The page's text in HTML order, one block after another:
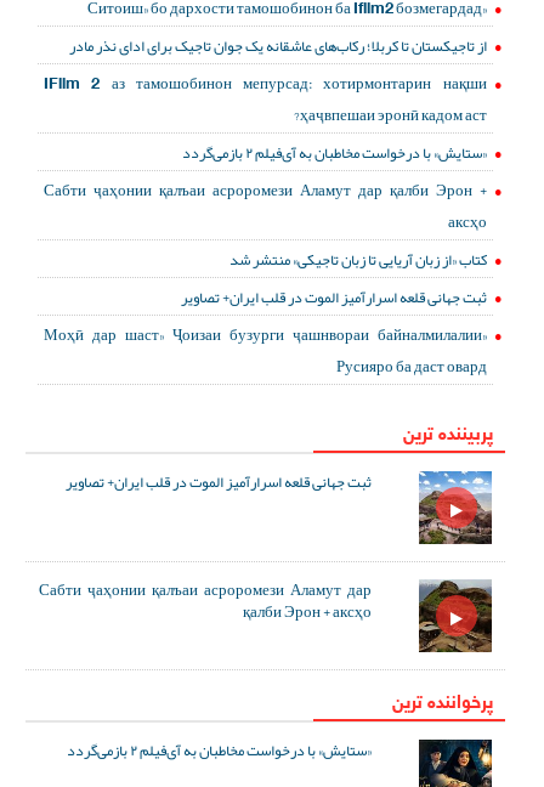
«Ситоиш» бо дархости тамошобинон ба Ifilm2 бозмегардад
از تاجیکستان تا کربلا؛ رکاب‌های عاشقانه یک جوان تاجیک برای ادای نذر مادر
IFilm 2 аз тамошобинон мепурсад: хотирмонтарин нақши
ҳаҷвпешаи эронӣ кадом аст?
«ستایش» با درخواست مخاطبان به آی‌فیلم ۲ بازمی‌گردد
Сабти ҷаҳонии қалъаи асроромези Аламут дар қалби Эрон +
аксҳо
کتاب «از زبان آریایی تا زبان تاجیکی» منتشر شد
ثبت جهانی قلعه اسرارآمیز الموت در قلب ایران+ تصاویر
«Моҳӣ дар шаст» Ҷоизаи бузурги ҷашнвораи байналмилалии
Русияро ба даст овард
پربیننده ترین
ثبت جهانی قلعه اسرارآمیز الموت در قلب ایران+ تصاویر
Сабти ҷаҳонии қалъаи асроромези Аламут дар
қалби Эрон + аксҳо
پرخواننده ترین
«ستایش» با درخواست مخاطبان به آی‌فیلم ۲ بازمی‌گردد